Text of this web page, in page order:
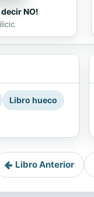
decir NO!
Libro hueco
Libro Anterior